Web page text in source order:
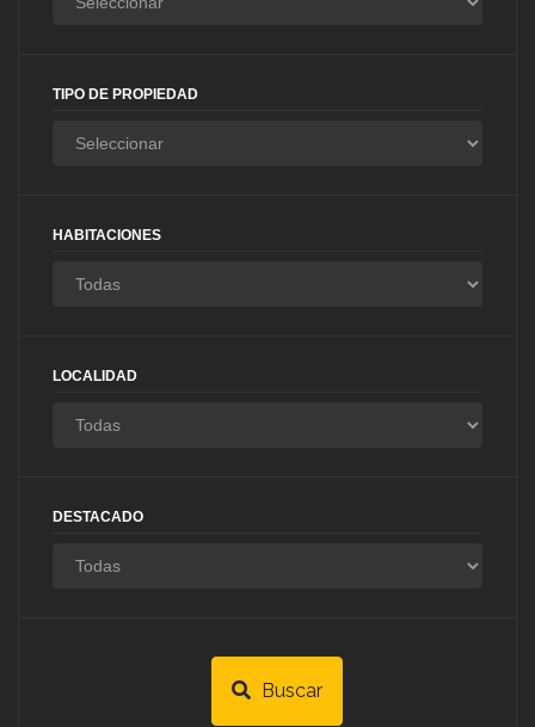
TIPO DE PROPIEDAD
HABITACIONES
LOCALIDAD
DESTACADO
Buscar